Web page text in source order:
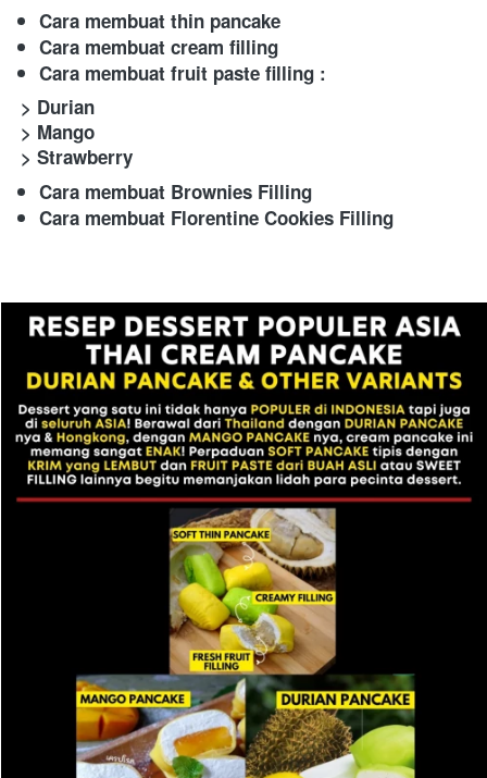
Cara membuat thin pancake
Cara membuat cream filling
Cara membuat fruit paste filling :
> Durian
> Mango
> Strawberry
Cara membuat Brownies Filling
Cara membuat Florentine Cookies Filling